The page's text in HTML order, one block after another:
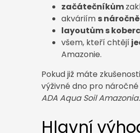
začátečníkům
akváriím s
layoutům s
všem, kteří chtějí
Amazonie.
Pokud již máte
výživné dno pro
ADA Aqua Soil Amazonia.
Hlavní